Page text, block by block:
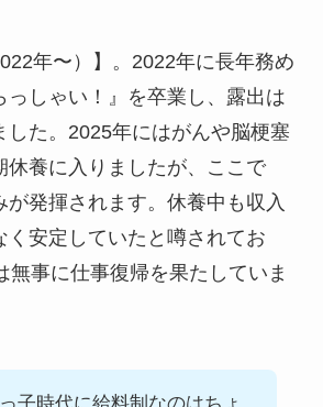
年〜）】。2022年に長年務め
っしゃい！』を卒業し、露出は
した。2025年にはがんや脳梗塞
休養に入りましたが、ここで
が発揮されます。休養中も収入
く安定していたと噂されてお
無事に仕事復帰を果たしていま